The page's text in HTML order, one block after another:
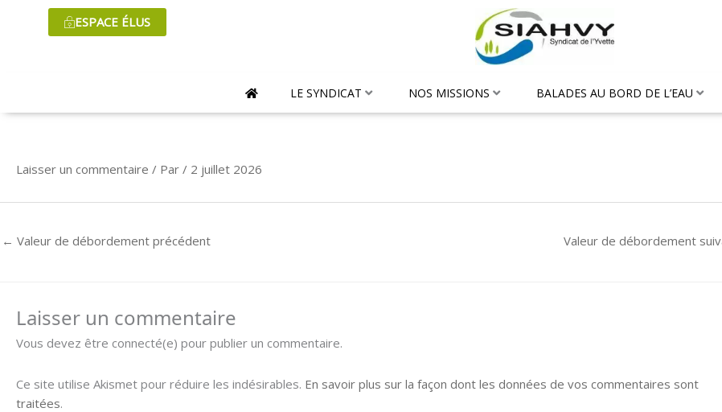
ESPACE ÉLUS
LE SYNDICAT NOS MISSIONS BALADES AU BORD DE L’EAU
Laisser un commentaire / Par / 2 juillet 2026
← Valeur de débordement précédent Valeur de débordement
Laisser un commentaire
Vous devez être connecté(e) pour publier un commentaire.
Ce site utilise Akismet pour réduire les indésirables. En savoir plus sur la façon dont les données de vos commentaires sont
traitées.